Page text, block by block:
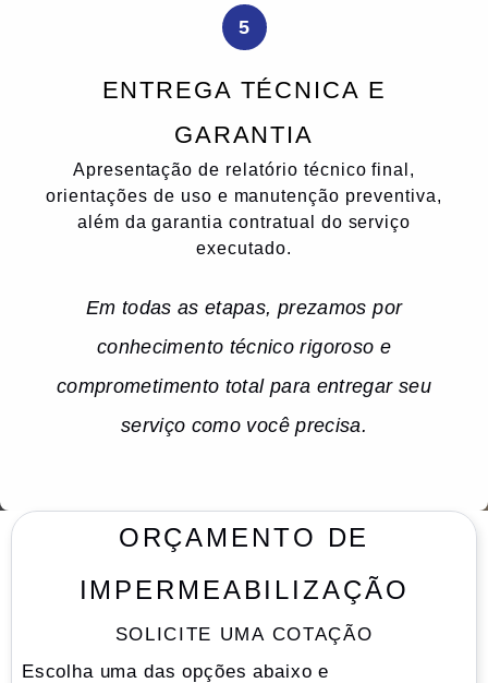
5
ENTREGA TÉCNICA E
GARANTIA
Apresentação de relatório técnico final,
orientações de uso e manutenção preventiva,
além da garantia contratual do serviço
executado.
Em todas as etapas, prezamos por
conhecimento técnico rigoroso e
comprometimento total para entregar seu
serviço como você precisa.
ORÇAMENTO DE
IMPERMEABILIZAÇÃO
SOLICITE UMA COTAÇÃO
Escolha uma das opções abaixo e